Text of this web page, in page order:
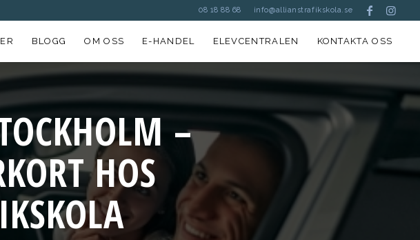
08 18 88 68 info@allianstrafikskola.se
BLOGG OM OSS E-HANDEL ELEVCENTRALEN KONTAKTA OSS
–
HOS